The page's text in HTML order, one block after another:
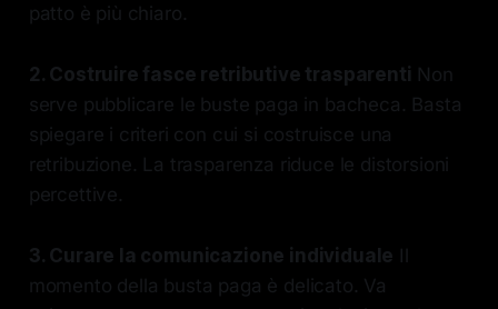
patto è più chiaro.
2. Costruire fasce retributive trasparenti Non
serve pubblicare le buste paga in bacheca. Basta
spiegare i criteri con cui si costruisce una
retribuzione. La trasparenza riduce le distorsioni
percettive.
3. Curare la comunicazione individuale Il
momento della busta paga è delicato. Va